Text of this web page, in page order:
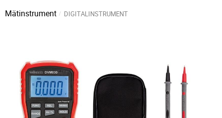
Mätinstrument DIGITALINSTRUMENT